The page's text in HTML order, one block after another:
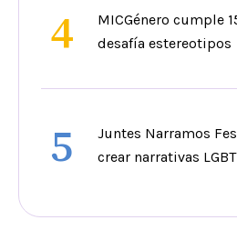
4
MICGénero cumple
desafía estereotipos
5
Juntes Narramos
crear narrativas